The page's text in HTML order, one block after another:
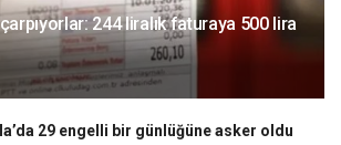
244 liralık faturaya 500 lira
29 engelli bir günlüğüne asker oldu